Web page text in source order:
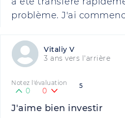
problème. J'ai
Vitaliy V
3 ans vers l'arrière
5
Notez l'évaluation
0 0
J'aime bien investir